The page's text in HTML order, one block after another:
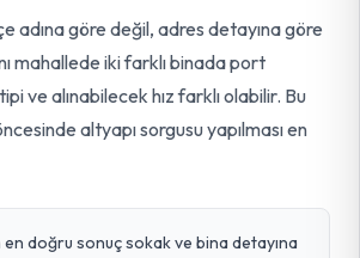
adına göre değil, adres detayına göre
mahallede iki farklı binada port
ve alınabilecek hız farklı olabilir. Bu
altyapı sorgusu yapılması en
doğru sonuç sokak ve bina detayına